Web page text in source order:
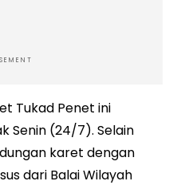
Tukad Penet ini
Senin (24/7). Selain
karet dengan
dari Balai Wilayah